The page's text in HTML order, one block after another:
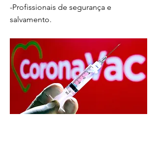
-Profissionais de segurança e
salvamento.